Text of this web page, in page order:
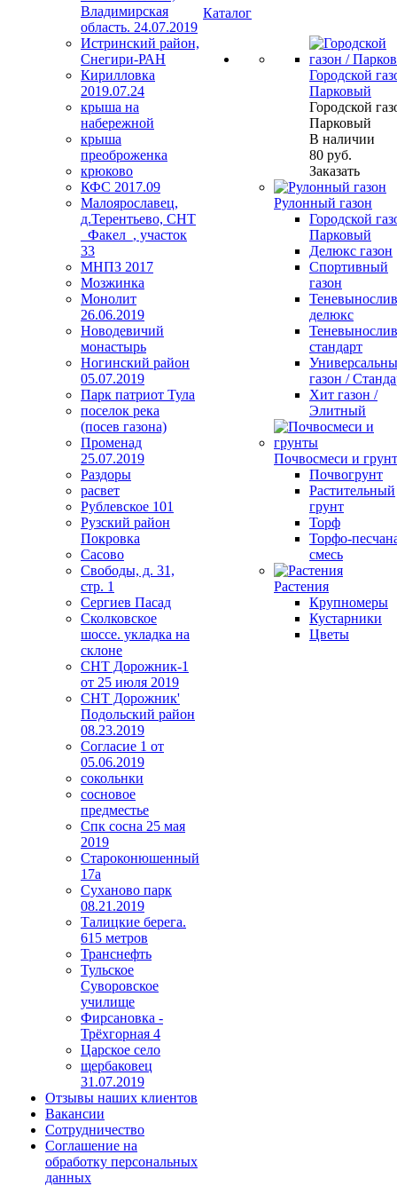
Владимирская
область. 24.07.2019
Истринский район,
Снегири-РАН
Кирилловка
2019.07.24
крыша на
набережной
крыша
преоброженка
крюково
КФС 2017.09
Малоярославец,
д.Терентьево, СНТ
_Факел_, участок
33
МНПЗ 2017
Мозжинка
Монолит
26.06.2019
Новодевичий
монастырь
Ногинский район
05.07.2019
Парк патриот Тула
поселок река
(посев газона)
Променад
25.07.2019
Раздоры
расвет
Рублевское 101
Рузский район
Покровка
Сасово
Свободы, д. 31,
стр. 1
Сергиев Пасад
Сколковское
шоссе. укладка на
склоне
СНТ Дорожник-1
от 25 июля 2019
СНТ Дорожник'
Подольский район
08.23.2019
Согласие 1 от
05.06.2019
сокольнки
сосновое
предместье
Спк сосна 25 мая
2019
Староконюшенный
17а
Суханово парк
08.21.2019
Талицкие берега.
615 метров
Транснефть
Тульское
Суворовское
училище
Фирсановка -
Трёхгорная 4
Царское село
щербаковец
31.07.2019
Отзывы наших клиентов
Вакансии
Сотрудничество
Соглашение на
обработку персональных
данных
Каталог
Городской
Парковый
Городской
Парковый
В наличии
80 руб.
Заказать
Рулонный газон
Городской
Парковый
Делюкс газон
Спортивный
газон
делюкс
стандарт
газон /
Хит газон /
Элитный
Почвосмеси и
Почвогрунт
Растительный
грунт
Торф
Торфо-
смесь
Растения
Крупномеры
Кустарники
Цветы